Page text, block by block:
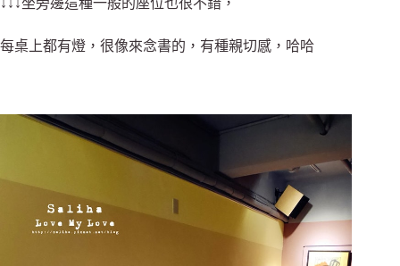
↓↓↓坐旁邊這種一般的座位也很不錯，
每桌上都有燈，很像來念書的，有種親切感，哈哈